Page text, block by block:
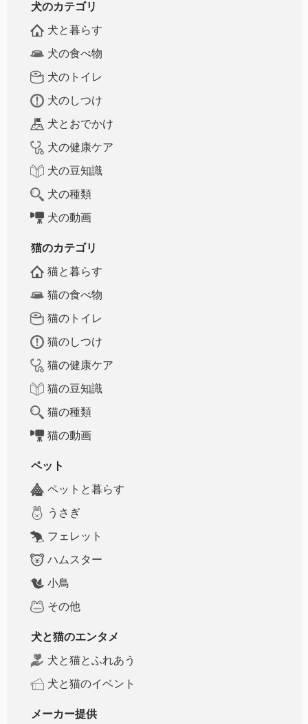
犬のカテゴリ
犬と暮らす
犬の食べ物
犬のトイレ
犬のしつけ
犬とおでかけ
犬の健康ケア
犬の豆知識
犬の種類
犬の動画
猫のカテゴリ
猫と暮らす
猫の食べ物
猫のトイレ
猫のしつけ
猫の健康ケア
猫の豆知識
猫の種類
猫の動画
ペット
ペットと暮らす
うさぎ
フェレット
ハムスター
小鳥
その他
犬と猫のエンタメ
犬と猫とふれあう
犬と猫のイベント
メーカー提供